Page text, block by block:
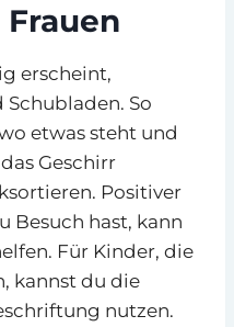
erscheint,
So
etwas steht und
Geschirr
Positiver
Besuch hast, kann
Für Kinder, die
kannst du die
nutzen.